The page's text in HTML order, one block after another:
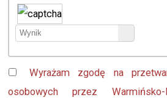
Wyrażam zgodę na
osobowych przez Warmińsko-